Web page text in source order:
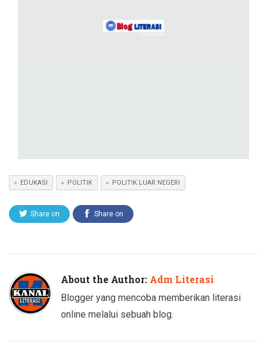
EDUKASI POLITIK POLITIK LUAR NEGERI
Share on Share on
About the Author: Adm Literasi
Blogger yang mencoba memberikan literasi
online melalui sebuah blog.